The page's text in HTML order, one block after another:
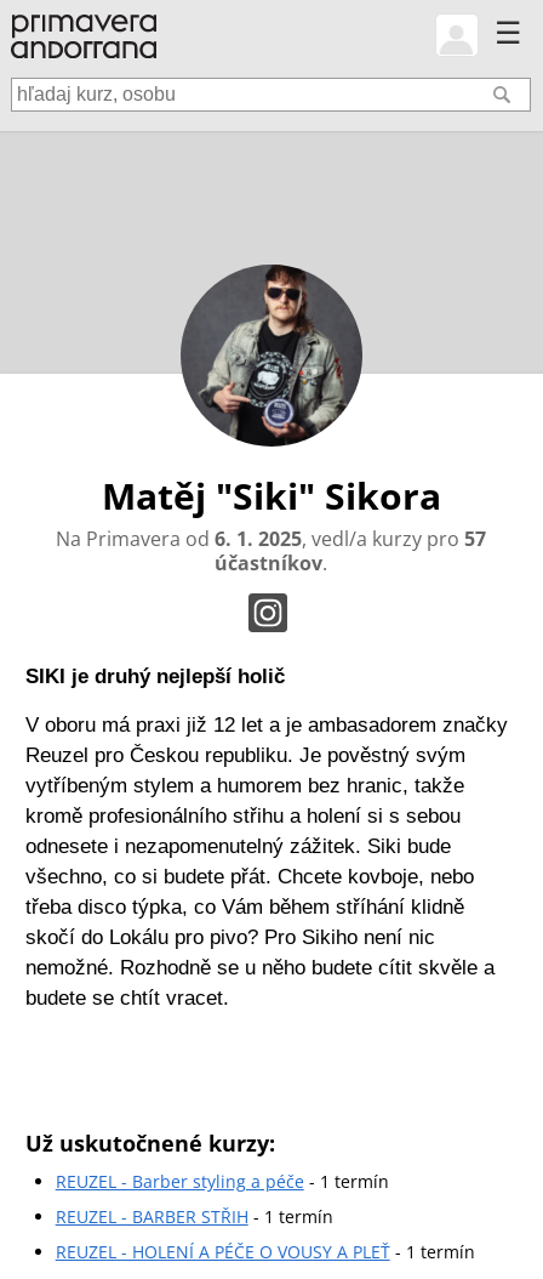
☰
Matěj "Siki" Sikora
Na Primavera od6. 1. 2025, vedl/a kurzy pro57
účastníkov.
SIKI je druhý nejlepší holič
V oboru má praxi již 12 let a je ambasadorem značky
Reuzel pro Českou republiku. Je pověstný svým
vytříbeným stylem a humorem bez hranic, takže
kromě profesionálního střihu a holení si s sebou
odnesete i nezapomenutelný zážitek. Siki bude
všechno, co si budete přát. Chcete kovboje, nebo
třeba disco týpka, co Vám během stříhání klidně
skočí do Lokálu pro pivo? Pro Sikiho není nic
nemožné. Rozhodně se u něho budete cítit skvěle a
budete se chtít vracet.
Už uskutočnené kurzy:
REUZEL - Barber styling a péče - 1 termín
REUZEL - BARBER STŘIH - 1 termín
REUZEL - HOLENÍ A PÉČE O VOUSY A PLEŤ - 1 termín